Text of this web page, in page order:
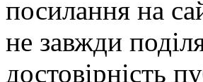
посилання на
не завжди
достовірність